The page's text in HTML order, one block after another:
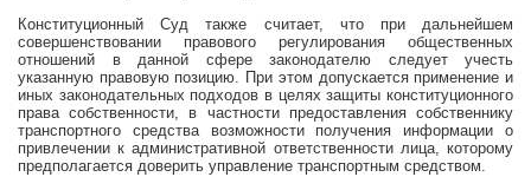
Конституционный Суд также считает, что при дальнейшем
совершенствовании правового регулирования общественных
отношений в данной сфере законодателю следует учесть
указанную правовую позицию. При этом допускается применение и
иных законодательных подходов в целях защиты конституционного
права собственности, в частности предоставления собственнику
транспортного средства возможности получения информации о
привлечении к административной ответственности лица, которому
предполагается доверить управление транспортным средством.